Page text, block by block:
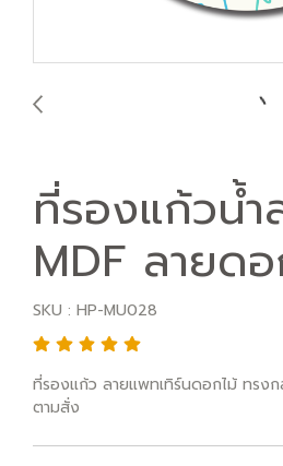
ที่รองแก้วน้ำ
MDF ลายด
SKU : HP-MU028
ที่รองแก้ว ลายแพทเทิร์นดอกไม้ ทร
ตามสั่ง